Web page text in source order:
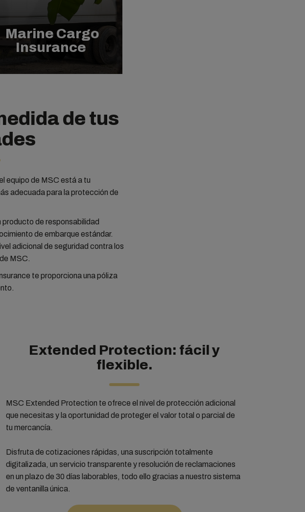
Marine Cargo
Insurance
de tus
equipo de MSC está a tu
adecuada para la protección de
de responsabilidad
de embarque estándar.
adicional de seguridad contra los
MSC.
te proporciona una póliza
Extended Protection: fácil y
flexible.
MSC Extended Protection te ofrece el nivel de protección adicional
que necesitas y la oportunidad de proteger el valor total o parcial de
tu mercancía.
Disfruta de cotizaciones rápidas, una suscripción totalmente
digitalizada, un servicio transparente y resolución de reclamaciones
en un plazo de 30 días laborables, todo ello gracias a nuestro sistema
de ventanilla única.